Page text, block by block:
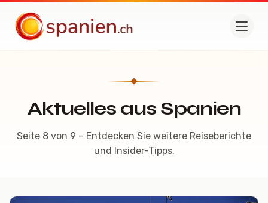
spanien.ch
Aktuelles aus Spanien
Seite 8 von 9 – Entdecken Sie weitere Reiseberichte
und Insider-Tipps.